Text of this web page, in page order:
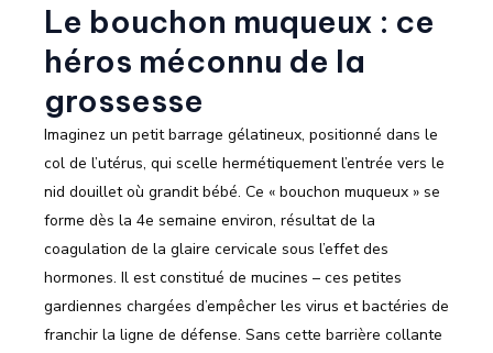
Le bouchon muqueux : ce
héros méconnu de la
grossesse
Imaginez un petit barrage gélatineux, positionné dans le
col de l’utérus, qui scelle hermétiquement l’entrée vers le
nid douillet où grandit bébé. Ce « bouchon muqueux » se
forme dès la 4e semaine environ, résultat de la
coagulation de la glaire cervicale sous l’effet des
hormones. Il est constitué de mucines – ces petites
gardiennes chargées d’empêcher les virus et bactéries de
franchir la ligne de défense. Sans cette barrière collante